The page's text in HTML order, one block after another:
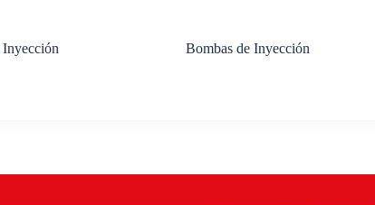
Inyección Bombas de Inyección